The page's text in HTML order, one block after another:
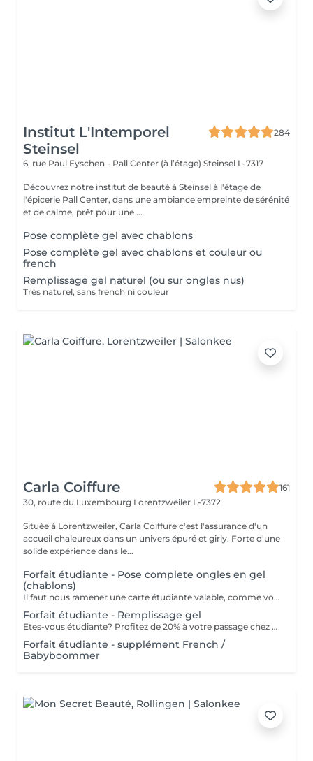
Institut L'Intemporel
Steinsel
284
6, rue Paul Eyschen - Pall Center (à l’étage) Steinsel L-7317
Découvrez notre institut de beauté à Steinsel à l'étage de
l'épicerie Pall Center, dans une ambiance empreinte de sérénité
et de calme, prêt pour une ...
Pose complète gel avec chablons
Pose complète gel avec chablons et couleur ou
french
Remplissage gel naturel (ou sur ongles nus)
Très naturel, sans french ni couleur
Carla Coiffure
161
30, route du Luxembourg Lorentzweiler L-7372
Située à Lorentzweiler, Carla Coiffure c'est l'assurance d'un
accueil chaleureux dans un univers épuré et girly. Forte d'une
solide expérience dans le...
Forfait étudiante - Pose complete ongles en gel
(chablons)
Il faut nous ramener une carte étudiante valable, comme vous êtes étudiante.
Forfait étudiante - Remplissage gel
Etes-vous étudiante? Profitez de 20% à votre passage chez nous pour votre remplissage. ATTENTION: il nous faut une carte étudiante valable que vous etes bien étudiante.
Forfait étudiante - supplément French /
Babyboommer